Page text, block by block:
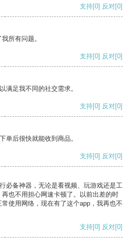
支持[0] 反对[0]
所有问题。
支持[0] 反对[0]
满足我不同的社交需求。
支持[0] 反对[0]
单后很快就能收到商品。
支持[0] 反对[0]
必备神器，无论是看视频、玩游戏还是工
也不用担心网速卡顿了。以前出差的时
使用网络，现在有了这个app，我再也不
支持[0] 反对[0]